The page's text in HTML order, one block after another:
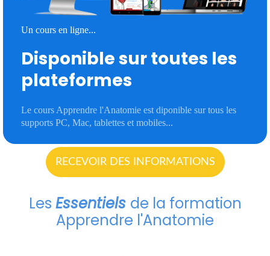
Un cours en ligne...
Disponible sur toutes les
plateformes
Le cours Apprendre l'Anatomie est diponible sur tous les
supports PC, Mac, tablettes et mobiles...
RECEVOIR DES INFORMATIONS
Les Essentiels de la formation
Apprendre l'Anatomie